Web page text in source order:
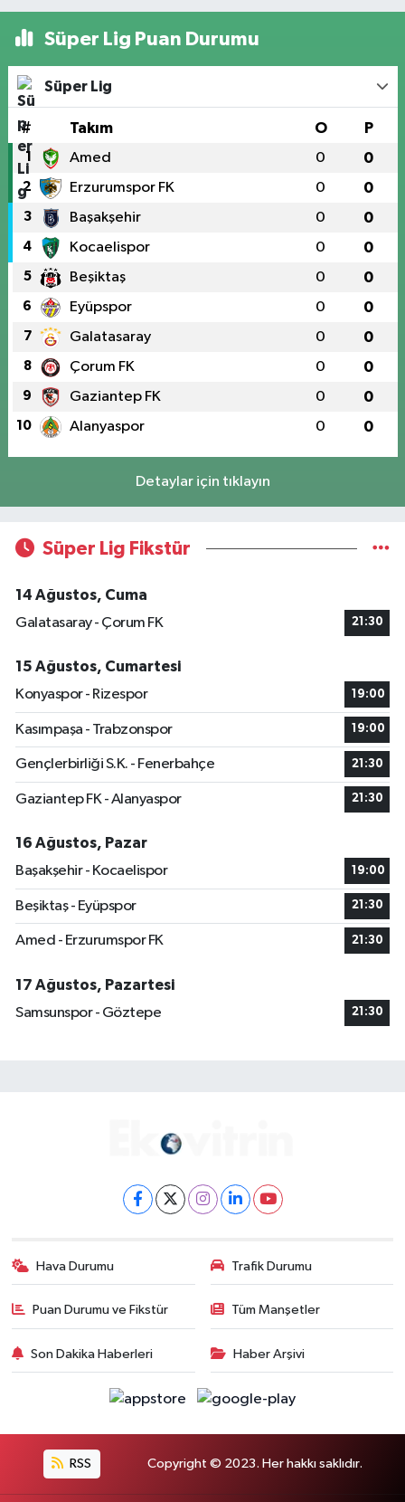
Süper Lig Puan Durumu
Süper Lig
# Takım O P
1 Amed 0 0
2 Erzurumspor FK 0 0
3 Başakşehir 0 0
4 Kocaelispor 0 0
5 Beşiktaş 0 0
6 Eyüpspor 0 0
7 Galatasaray 0 0
8 Çorum FK 0 0
9 Gaziantep FK 0 0
10 Alanyaspor 0 0
Detaylar için tıklayın
Süper Lig Fikstür
14 Ağustos, Cuma
Galatasaray - Çorum FK
21:30
15 Ağustos, Cumartesi
Konyaspor - Rizespor
19:00
Kasımpaşa - Trabzonspor 19:00
Gençlerbirliği S.K. - Fenerbahçe 21:30
Gaziantep FK - Alanyaspor 21:30
16 Ağustos, Pazar
Başakşehir - Kocaelispor
19:00
Beşiktaş - Eyüpspor 21:30
Amed - Erzurumspor FK 21:30
17 Ağustos, Pazartesi
Samsunspor - Göztepe
21:30
Hava Durumu Trafik Durumu
Puan Durumu ve Fikstür Tüm Manşetler
Son Dakika Haberleri Haber Arşivi
RSS Copyright © 2023. Her hakkı saklıdır.